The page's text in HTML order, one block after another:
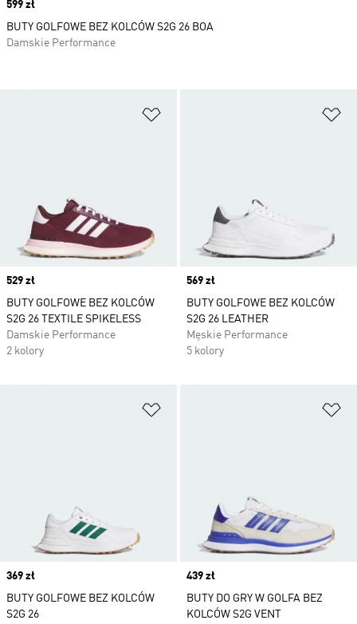
Price
529 zł
BUTY GOLFOWE BEZ KOLCÓW
S2G 26 TEXTILE SPIKELESS
Damskie Performance
2 kolory
Price
569 zł
BUTY GOLFOWE BEZ KOLCÓW
S2G 26 LEATHER
Męskie Performance
5 kolory
Price
369 zł
BUTY GOLFOWE BEZ KOLCÓW
S2G 26
Price
439 zł
BUTY DO GRY W GOLFA BEZ
KOLCÓW S2G VENT
Price
599 zł
BUTY GOLFOWE BEZ KOLCÓW S2G 26 BOA
Damskie Performance